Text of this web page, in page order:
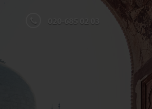
020-685 02 03